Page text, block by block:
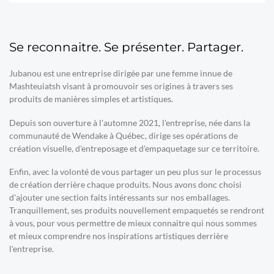
Se reconnaitre. Se présenter. Partager.
Jubanou est une entreprise dirigée par une femme innue de
Mashteuiatsh visant à promouvoir ses origines à travers ses
produits de manières simples et artistiques.
Depuis son ouverture à l'automne 2021, l'entreprise, née dans la
communauté de Wendake à Québec, dirige ses opérations de
création visuelle, d'entreposage et d'empaquetage sur ce territoire.
Enfin, avec la volonté de vous partager un peu plus sur le processus
de création derrière chaque produits. Nous avons donc choisi
d'ajouter une section faits intéressants sur nos emballages.
Tranquillement, ses produits nouvellement empaquetés se rendront
à vous, pour vous permettre de mieux connaitre qui nous sommes
et mieux comprendre nos inspirations artistiques derrière
l'entreprise.